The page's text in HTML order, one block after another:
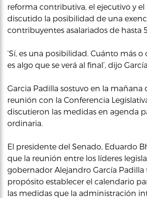
reforma contributiva, el ejecutivo y el
discutido la posibilidad de una
contribuyentes asalariados de hasta
‘Sí, es una posibilidad. Cuánto más
es algo que se verá al final’, dijo
Garcia Padilla sostuvo en la mañana
reunión con la Conferencia
discutieron las medidas en agenda
ordinaria.
El presidente del Senado, Eduardo
que la reunión entre los líderes
gobernador Alejandro García
propósito establecer el calendario
las medidas que la administración